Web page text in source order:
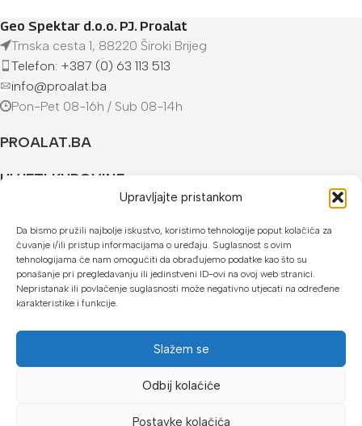
Upravljajte pristankom
Da bismo pružili najbolje iskustvo, koristimo tehnologije poput kolačića za
čuvanje i/ili pristup informacijama o uređaju. Suglasnost s ovim
tehnologijama će nam omogućiti da obrađujemo podatke kao što su
ponašanje pri pregledavanju ili jedinstveni ID-ovi na ovoj web stranici.
Nepristanak ili povlačenje suglasnosti može negativno utjecati na određene
karakteristike i funkcije.
Slažem se
Odbij kolaćiće
Postavke kolačića
Geo Spektar d.o.o. PJ. Proalat
Trnska cesta 1, 88220 Široki Brijeg
Telefon: +387 (0) 63 113 513
info@proalat.ba
Pon-Pet 08-16h / Sub 08-14h
PROALAT.BA
UVJETI KUPOVINE
U našoj web trgovini možete platiti:
Kreditnim karticama jednokratno ili do 24 rate
Općom uplatnicom, virmanom, internet bankarstvom
Gotovinom prilikom preuzimanja
Mikrofin do 18 rata
Copyright © 2026 Proalat.ba